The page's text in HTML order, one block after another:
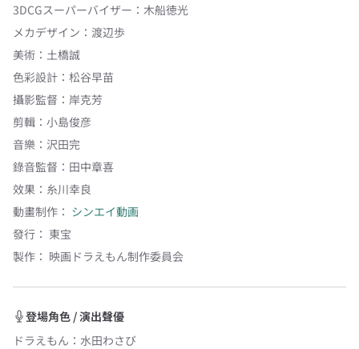
3DCGスーパーバイザー ： 木船徳光
メカデザイン ： 渡辺歩
美術 ： 土橋誠
色彩設計 ： 松谷早苗
攝影監督 ： 岸克芳
剪輯 ： 小島俊彦
音樂 ： 沢田完
錄音監督 ： 田中章喜
效果 ： 糸川幸良
動畫制作： シンエイ動画
發行： 東宝
製作： 映画ドラえもん制作委員会
登場角色 / 演出聲優
ドラえもん ： 水田わさび